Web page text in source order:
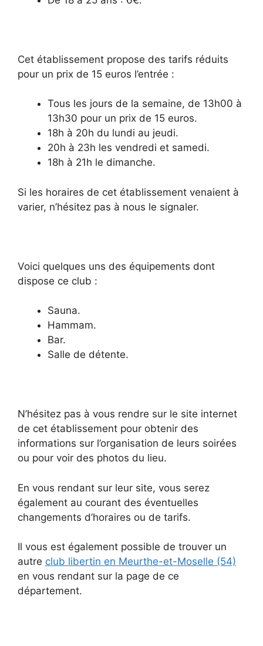
Cet établissement propose des tarifs réduits
pour un prix de 15 euros l’entrée :
Tous les jours de la semaine, de 13h00 à
13h30 pour un prix de 15 euros.
18h à 20h du lundi au jeudi.
20h à 23h les vendredi et samedi.
18h à 21h le dimanche.
Si les horaires de cet établissement venaient à
varier, n’hésitez pas à nous le signaler.
Voici quelques uns des équipements dont
dispose ce club :
Sauna.
Hammam.
Bar.
Salle de détente.
N’hésitez pas à vous rendre sur le site internet
de cet établissement pour obtenir des
informations sur l’organisation de leurs soirées
ou pour voir des photos du lieu.
En vous rendant sur leur site, vous serez
également au courant des éventuelles
changements d’horaires ou de tarifs.
Il vous est également possible de trouver un
autre club libertin en Meurthe-et-Moselle (54)
en vous rendant sur la page de ce
département.